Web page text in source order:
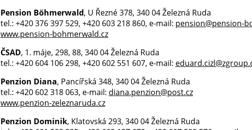
Pension Böhmerwald, U Řezné 378, 340 04 Železná Ruda
tel.: +420 376 397 529, +420 603 218 860, e-mail: pension@pension-
www.pension-bohmerwald.cz
ČSAD, 1. máje, 298, 88, 340 04 Železná Ruda
tel.: +420 604 106 298, +420 602 551 607, e-mail:
Penzion Diana, Pancířská 348, 340 04 Železná Ruda
tel.: +420 602 318 063, e-mail: diana.penzion@post.cz
www.penzion-zeleznaruda.cz
Penzion Dominik, Klatovská 293, 340 04 Železná Ruda